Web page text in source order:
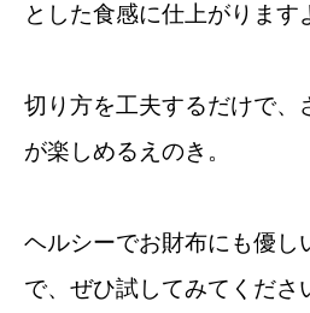
とした食感に仕上がります
切り方を工夫するだけで、
が楽しめるえのき。
ヘルシーでお財布にも優し
で、ぜひ試してみてくださ